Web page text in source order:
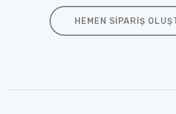
HEMEN SIPARIŞ